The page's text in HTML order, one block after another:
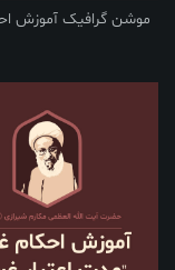
آموزش احکام غسل؛